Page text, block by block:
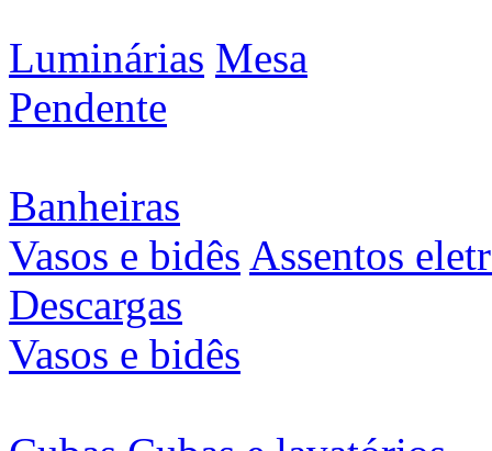
Luminárias Mesa
Pendente
Banheiras
Vasos e bidês Assentos
Descargas
Vasos e bidês